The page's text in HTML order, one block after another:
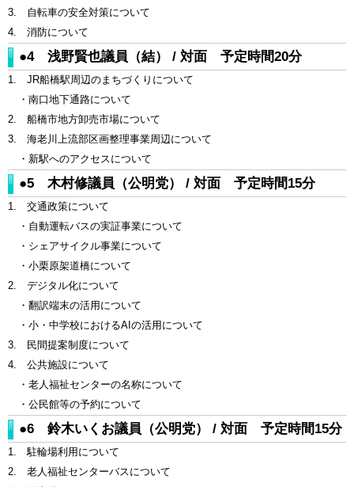
3. 自転車の安全対策について
4. 消防について
●4 浅野賢也議員（結） / 対面 予定時間20分
1. JR船橋駅周辺のまちづくりについて
・南口地下通路について
2. 船橋市地方卸売市場について
3. 海老川上流部区画整理事業周辺について
・新駅へのアクセスについて
●5 木村修議員（公明党） / 対面 予定時間15分
1. 交通政策について
・自動運転バスの実証事業について
・シェアサイクル事業について
・小栗原架道橋について
2. デジタル化について
・翻訳端末の活用について
・小・中学校におけるAIの活用について
3. 民間提案制度について
4. 公共施設について
・老人福祉センターの名称について
・公民館等の予約について
●6 鈴木いくお議員（公明党） / 対面 予定時間15分
1. 駐輪場利用について
2. 老人福祉センターバスについて